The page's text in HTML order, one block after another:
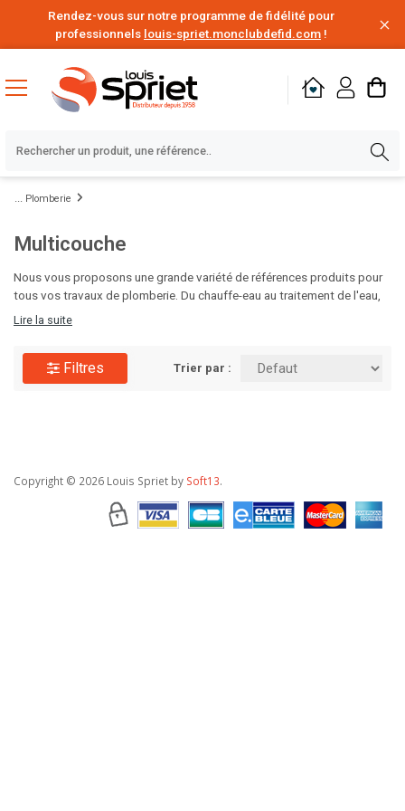
Rendez-vous sur notre programme de fidélité pour
professionnels louis-spriet.monclubdefid.com !
Plomberie
Multicouche
Nous vous proposons une grande variété de références produits pour
tous vos travaux de plomberie. Du chauffe-eau au traitement de l'eau,
en passant par le poste à souder, les solutions d'étanchéité,
construction. Des milliers de produits de plomberie de grandes
marques disponibles au meilleur prix, à portée de clic. C'est le moment
Lire la suite
Filtres Trier par :
Copyright © 2026 Louis Spriet by Soft13.